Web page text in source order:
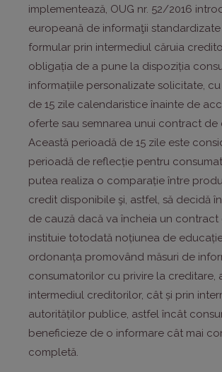
implementează, OUG nr. 52/2016
europeană de informaţii standardizate
formular prin intermediul căruia
obligația de a pune la dispoziția
informațiile personalizate solicitate,
de 15 zile calendaristice înainte de
oferte sau semnarea unui contract de
Această perioadă de 15 zile este
perioadă de reflecție pentru
putea realiza o comparație între
credit disponibile şi, astfel, să decidă
de cauză dacă va încheia un contract
instituie totodată noțiunea de
ordonanța promovând măsuri de
consumatorilor cu privire la creditare,
intermediul creditorilor, cât și prin
autorităților publice, astfel încât
beneficieze de o informare cât mai
completă.